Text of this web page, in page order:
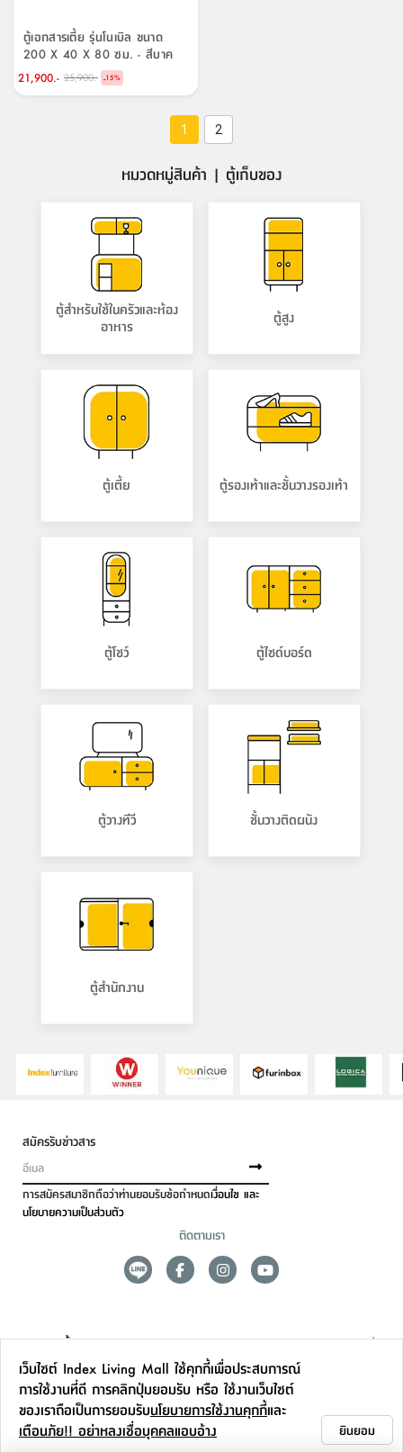
ตู้เอกสารเตี้ย รุ่นโนเบิล ขนาด
200 X 40 X 80 ซม. - สีบาค
วอลนัท
21,900.- 25,900.- -15%
1 2
หมวดหมู่สินค้า | ตู้เก็บของ
ตู้สำหรับใช้ในครัวและห้อง
อาหาร
ตู้สูง
ตู้เตี้ย ตู้รองเท้าและชั้นวางรองเท้า
ตู้โชว์ ตู้ไซด์บอร์ด
ตู้วางทีวี ชั้นวางติดผนัง
ตู้สำนักงาน
สมัครรับข่าวสาร
การสมัครสมาชิกถือว่าท่านยอมรับข้อกำหนดเงื่อนไข และ
นโยบายความเป็นส่วนตัว
ติดตามเรา
ดูแลลูกค้า
สาขาและการบริการ
ข้อมูลเพิ่มเติม
เว็บไซต์ Index Living Mall ใช้คุกกี้เพื่อประสบการณ์
การใช้งานที่ดี การคลิกปุ่มยอมรับ หรือ ใช้งานเว็บไซต์
ของเราถือเป็นการยอมรับนโยบายการใช้งานคุกกี้และ
เตือนภัย!! อย่าหลงเชื่อบุคคลแอบอ้าง
ยินยอม